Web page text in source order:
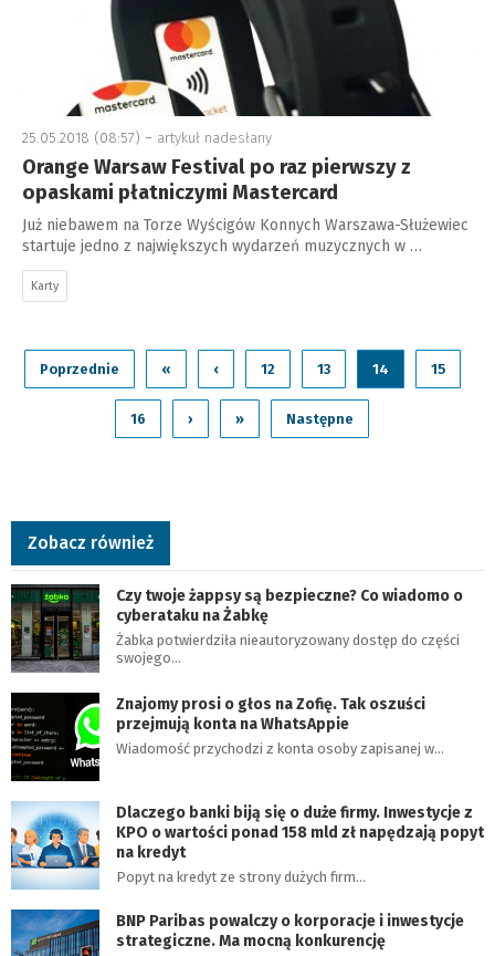
25.05.2018 (08:57) – artykuł nadesłany
Orange Warsaw Festival po raz pierwszy z
opaskami płatniczymi Mastercard
Już niebawem na Torze Wyścigów Konnych Warszawa-Służewiec
startuje jedno z największych wydarzeń muzycznych w …
Karty
Poprzednie « ‹ 12 13 14 15
16 › » Następne
Zobacz również
Czy twoje żappsy są bezpieczne? Co wiadomo o
cyberataku na Żabkę
Żabka potwierdziła nieautoryzowany dostęp do części
swojego…
Znajomy prosi o głos na Zofię. Tak oszuści
przejmują konta na WhatsAppie
Wiadomość przychodzi z konta osoby zapisanej w…
Dlaczego banki biją się o duże firmy. Inwestycje z
KPO o wartości ponad 158 mld zł napędzają popyt
na kredyt
Popyt na kredyt ze strony dużych firm…
BNP Paribas powalczy o korporacje i inwestycje
strategiczne. Ma mocną konkurencję